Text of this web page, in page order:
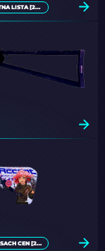
NAJLEPSZE SKINY NOŻA NAVAJA W CS2: KOMPLETNA LISTA [2026]
NAJLEPSZE SKINY AUG W CS2 W RÓŻNYCH ZAKRESACH CEN [2026]